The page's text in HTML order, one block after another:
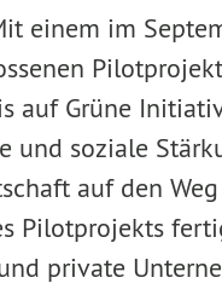
einem im
auf Grüne
und soziale
auf den
Pilotprojekts
private